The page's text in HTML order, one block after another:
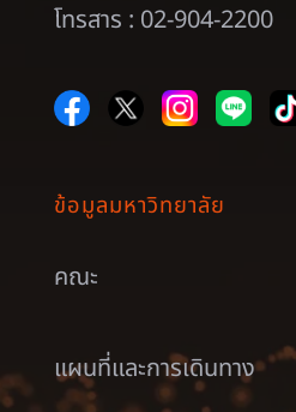
โทรสาร : 02-904-2200
ข้อมูลมหาวิทยาลัย
คณะ
แผนที่และการเดินทาง